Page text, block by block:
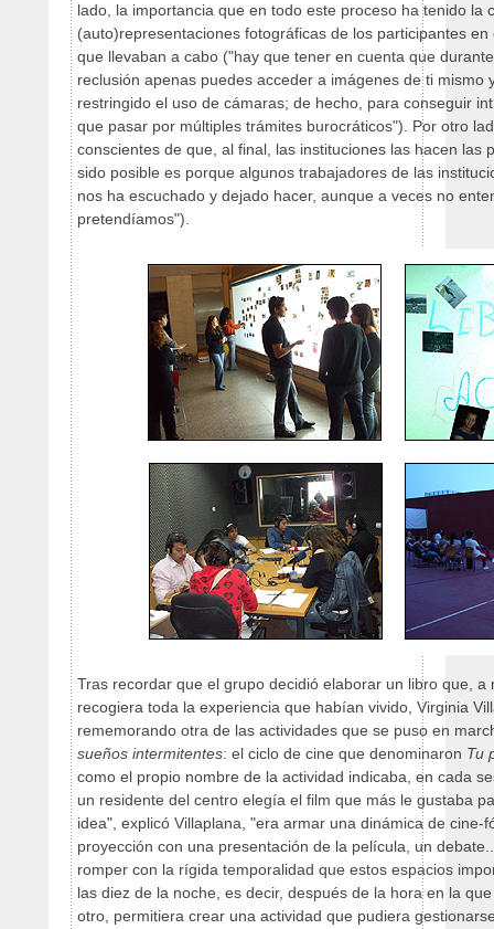
lado, la importancia que en todo este proceso ha tenido la
(auto)representaciones fotográficas de los participantes
que llevaban a cabo ("hay que tener en cuenta que
reclusión apenas puedes acceder a imágenes de ti mismo
restringido el uso de cámaras; de hecho, para conseguir
que pasar por múltiples trámites burocráticos"). Por otro
conscientes de que, al final, las instituciones las hacen las
sido posible es porque algunos trabajadores de las
nos ha escuchado y dejado hacer, aunque a veces no
pretendíamos").
Tras recordar que el grupo decidió elaborar un libro que, a
recogiera toda la experiencia que habían vivido, Virginia
rememorando otra de las actividades que se puso en
sueños intermitentes: el ciclo de cine que denominaron Tu
como el propio nombre de la actividad indicaba, en cada
un residente del centro elegía el film que más le gustaba
idea", explicó Villaplana, "era armar una dinámica de cine-
proyección con una presentación de la película, un
romper con la rígida temporalidad que estos espacios
las diez de la noche, es decir, después de la hora en la
otro, permitiera crear una actividad que pudiera